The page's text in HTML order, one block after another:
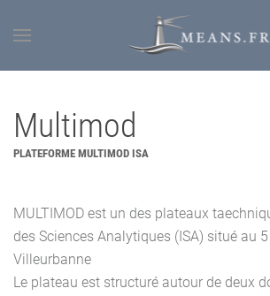
Multimod
PLATEFORME MULTIMOD ISA
MULTIMOD est un des plateaux
des Sciences Analytiques (ISA) situé au
Villeurbanne
Le plateau est structuré autour de deux